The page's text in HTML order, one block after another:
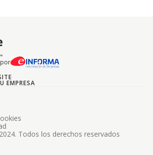
EMPRESA
Todos los derechos reservados